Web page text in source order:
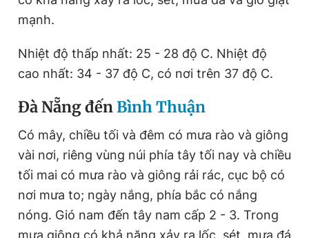
mạnh.
Nhiệt độ thấp nhất: 25 - 28 độ C. Nhiệt độ
cao nhất: 34 - 37 độ C, có nơi trên 37 độ C.
Đà Nẵng đếnBình Thuận
Có mây, chiều tối và đêm có mưa rào và giông
vài nơi, riêng vùng núi phía tây tối nay và chiều
tối mai có mưa rào và giông rải rác, cục bộ có
nơi mưa to; ngày nắng, phía bắc có nắng
nóng. Gió nam đến tây nam cấp 2 - 3. Trong
mưa giông có khả năng xảy ra lốc, sét, mưa đá